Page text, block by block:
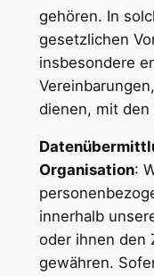
gehören. In
gesetzlichen
insbesondere
dienen, mit den
Organisation:
innerhalb
oder ihnen den
gewähren.